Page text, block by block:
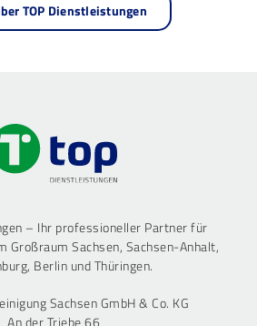
TOP Dienstleistungen
– Ihr professioneller Partner für
Großraum Sachsen, Sachsen-Anhalt,
Berlin und Thüringen.
Sachsen GmbH & Co. KG